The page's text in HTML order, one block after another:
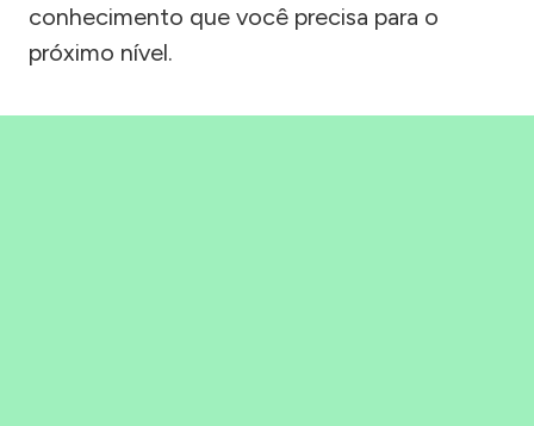
conhecimento que você precisa para o
próximo nível.